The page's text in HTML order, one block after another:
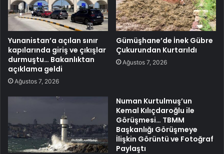
Yunanistan’a açılan sınır
kapılarında giriş ve çıkışlar
durmuştu… Bakanlıktan
açıklama geldi
Ağustos 7, 2026
Gümüşhane’de İnek Gübre
Çukurundan Kurtarıldı
Ağustos 7, 2026
Numan Kurtulmuş’un
Kemal Kılıçdaroğlu ile
Görüşmesi… TBMM
Başkanlığı Görüşmeye
İlişkin Görüntü ve Fotoğraf
Paylaştı